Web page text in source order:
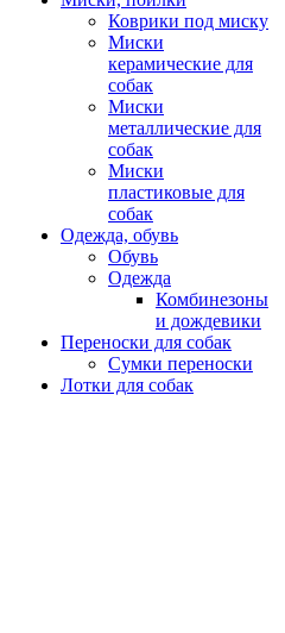
Коврики под миску
Миски
керамические для
собак
Миски
металлические для
собак
Миски
пластиковые для
собак
Одежда, обувь
Обувь
Одежда
Комбинезоны
и дождевики
Переноски для собак
Сумки переноски
Лотки для собак